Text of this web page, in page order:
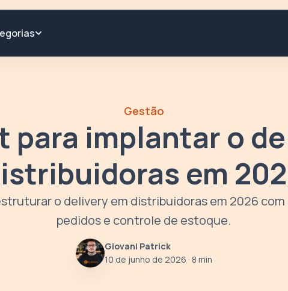
Gestão
para implantar o
em
o delivery em distribuidoras em 2026
pedidos e controle de estoque.
Giovani Patrick
10 de junho de 2026 · 8 min